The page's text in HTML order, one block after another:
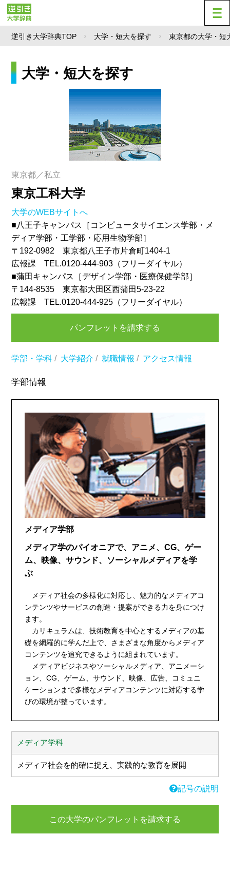
逆引き大学辞典TOP 大学・短大を探す 東京都の大学・短
大学・短大を探す
東京都／私立
東京工科大学
大学のWEBサイトへ
■八王子キャンパス［コンピュータサイエンス学部・メ
ディア学部・工学部・応用生物学部］
〒192-0982 東京都八王子市片倉町1404-1
広報課 TEL.0120-444-903（フリーダイヤル）
■蒲田キャンパス［デザイン学部・医療保健学部］
〒144-8535 東京都大田区西蒲田5-23-22
広報課 TEL.0120-444-925（フリーダイヤル）
パンフレットを請求する
学部・学科 / 大学紹介 / 就職情報 / アクセス情報
学部情報
メディア学部
メディア学のパイオニアで、アニメ、CG、ゲー
ム、映像、サウンド、ソーシャルメディアを学
ぶ
メディア社会の多様化に対応し、魅力的なメディアコ
ンテンツやサービスの創造・提案ができる力を身につけ
ます。
カリキュラムは、技術教育を中心とするメディアの基
礎を網羅的に学んだ上で、さまざまな角度からメディア
コンテンツを追究できるように組まれています。
メディアビジネスやソーシャルメディア、アニメーシ
ョン、CG、ゲーム、サウンド、映像、広告、コミュニ
ケーションまで多様なメディアコンテンツに対応する学
びの環境が整っています。
メディア学科
メディア社会を的確に捉え、実践的な教育を展開
記号の説明
この大学のパンフレットを請求する